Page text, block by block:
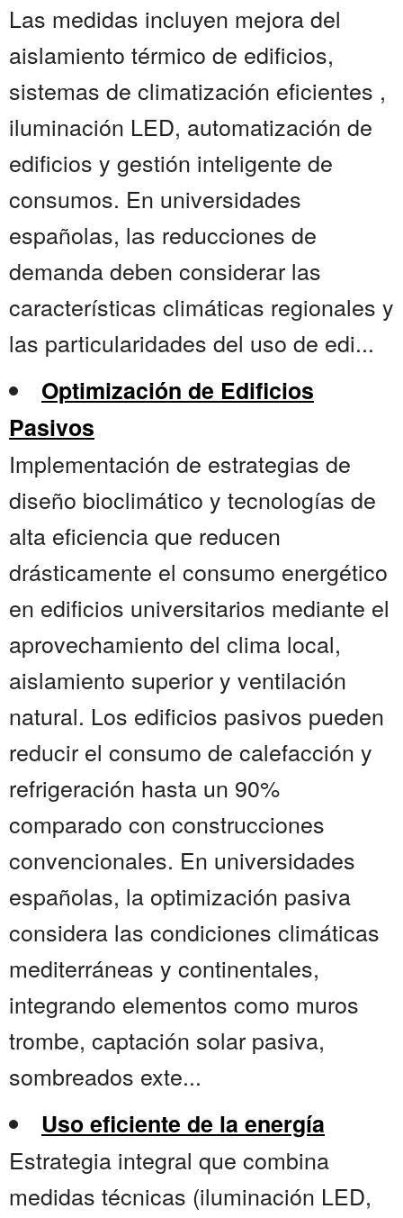
Las medidas incluyen mejora del
aislamiento térmico de edificios,
sistemas de climatización eficientes ,
iluminación LED, automatización de
edificios y gestión inteligente de
consumos. En universidades
españolas, las reducciones de
demanda deben considerar las
características climáticas regionales y
las particularidades del uso de edi...
Optimización de Edificios
Pasivos
Implementación de estrategias de
diseño bioclimático y tecnologías de
alta eficiencia que reducen
drásticamente el consumo energético
en edificios universitarios mediante el
aprovechamiento del clima local,
aislamiento superior y ventilación
natural. Los edificios pasivos pueden
reducir el consumo de calefacción y
refrigeración hasta un 90%
comparado con construcciones
convencionales. En universidades
españolas, la optimización pasiva
considera las condiciones climáticas
mediterráneas y continentales,
integrando elementos como muros
trombe, captación solar pasiva,
sombreados exte...
Uso eficiente de la energía
Estrategia integral que combina
medidas técnicas (iluminación LED,